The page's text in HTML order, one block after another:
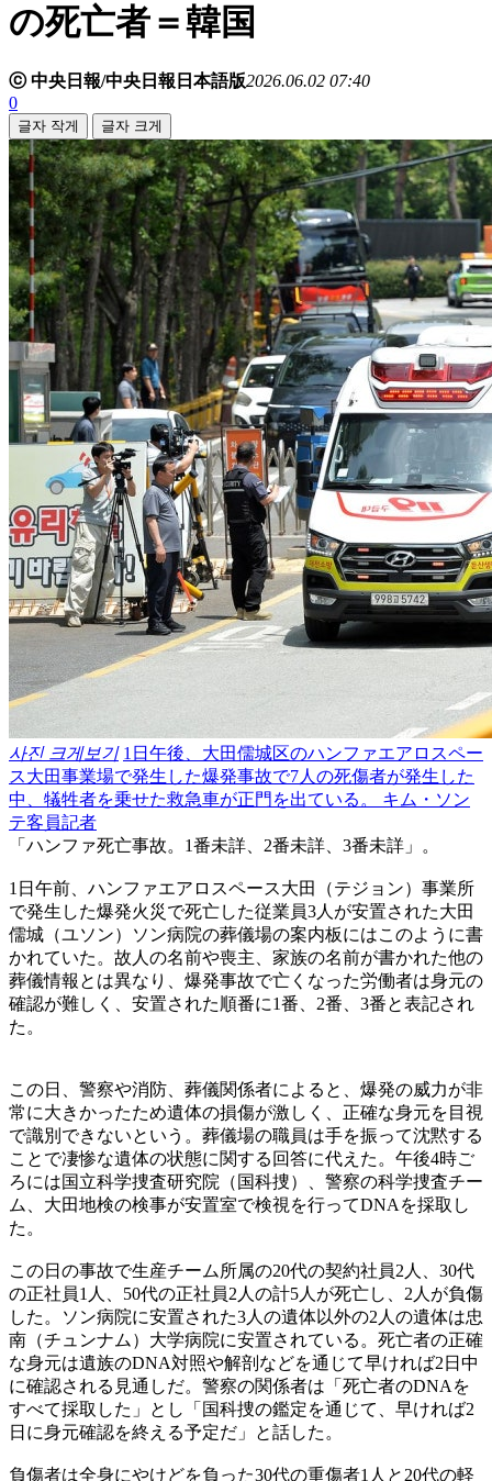
の死亡者＝韓国
ⓒ 中央日報/中央日報日本語版2026.06.02 07:40
0
글자 작게 글자 크게
사진 크게보기 1日午後、大田儒城区のハンファエアロスペー
ス大田事業場で発生した爆発事故で7人の死傷者が発生した
中、犠牲者を乗せた救急車が正門を出ている。 キム・ソン
テ客員記者
「ハンファ死亡事故。1番未詳、2番未詳、3番未詳」。
1日午前、ハンファエアロスペース大田（テジョン）事業所
で発生した爆発火災で死亡した従業員3人が安置された大田
儒城（ユソン）ソン病院の葬儀場の案内板にはこのように書
かれていた。故人の名前や喪主、家族の名前が書かれた他の
葬儀情報とは異なり、爆発事故で亡くなった労働者は身元の
確認が難しく、安置された順番に1番、2番、3番と表記され
た。
この日、警察や消防、葬儀関係者によると、爆発の威力が非
常に大きかったため遺体の損傷が激しく、正確な身元を目視
で識別できないという。葬儀場の職員は手を振って沈黙する
ことで凄惨な遺体の状態に関する回答に代えた。午後4時ご
ろには国立科学捜査研究院（国科捜）、警察の科学捜査チー
ム、大田地検の検事が安置室で検視を行ってDNAを採取し
た。
この日の事故で生産チーム所属の20代の契約社員2人、30代
の正社員1人、50代の正社員2人の計5人が死亡し、2人が負傷
した。ソン病院に安置された3人の遺体以外の2人の遺体は忠
南（チュンナム）大学病院に安置されている。死亡者の正確
な身元は遺族のDNA対照や解剖などを通じて早ければ2日中
に確認される見通しだ。警察の関係者は「死亡者のDNAを
すべて採取した」とし「国科捜の鑑定を通じて、早ければ2
日に身元確認を終える予定だ」と話した。
負傷者は全身にやけどを負った30代の重傷者1人と20代の軽